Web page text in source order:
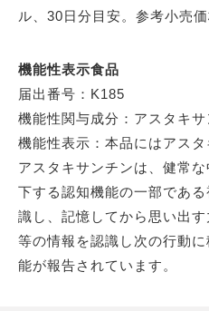
ル、30日分目安。参考小売価
機能性表示食品
届出番号：K185
機能性関与成分：アスタキ
機能性表示：本品にはアスタ
アスタキサンチンは、健常
下する認知機能の一部であ
識し、記憶してから思い出
等の情報を認識し次の行動
能が報告されています。